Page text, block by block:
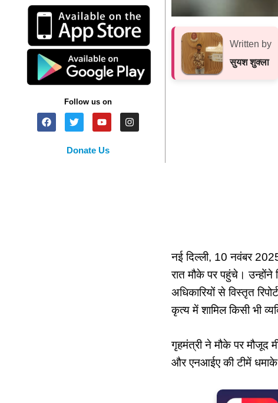
Follow us on
Donate Us
Written by
सुयश शुक्ला
नई दिल्ली, 10 नवंबर
रात मौके पर पहुंचे।
अधिकारियों से विस्तृत
कृत्य में शामिल किसी भी
गृहमंत्री ने मौके पर मौजूद
और एनआईए की टीमें धमाके